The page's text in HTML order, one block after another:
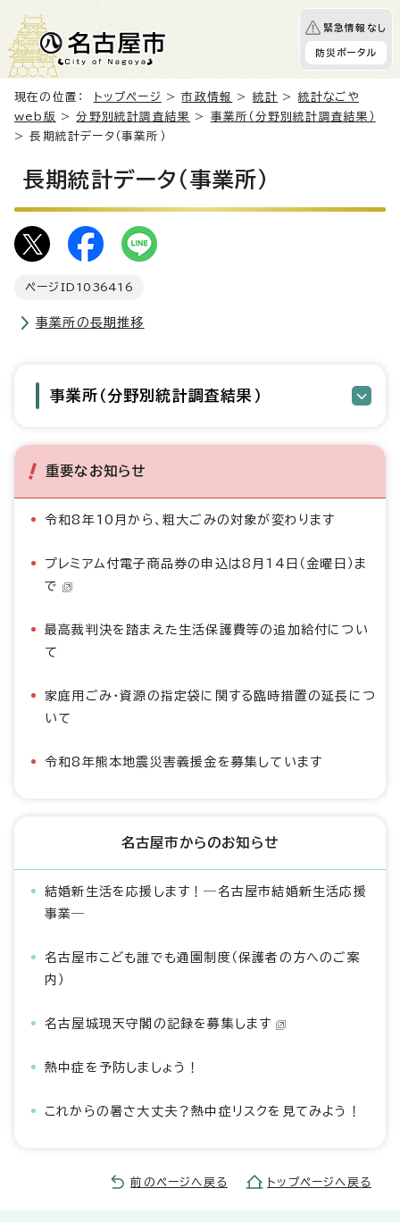
緊急情報なし
防災ポータル
現在の位置： トップページ >市政情報 > 統計 > 統計なごや
web版 >分野別統計調査結果 > 事業所（分野別統計調査結果）
> 長期統計データ（事業所）
長期統計データ（事業所）
ページID 1036416
事業所の長期推移
事業所（分野別統計調査結果）
重要なお知らせ
令和8年10月から、粗大ごみの対象が変わります
プレミアム付電子商品券の申込は8月14日（金曜日）ま
で
最高裁判決を踏まえた生活保護費等の追加給付につい
て
家庭用ごみ・資源の指定袋に関する臨時措置の延長につ
いて
令和8年熊本地震災害義援金を募集しています
名古屋市からのお知らせ
結婚新生活を応援します！―名古屋市結婚新生活応援
事業―
名古屋市こども誰でも通園制度（保護者の方へのご案
内）
名古屋城現天守閣の記録を募集します
熱中症を予防しましょう！
これからの暑さ大丈夫？熱中症リスクを見てみよう！
前のページへ戻る トップページへ戻る